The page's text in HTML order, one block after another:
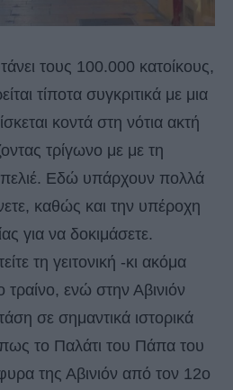
τους 100.000 κατοίκους,
τίποτα συγκριτικά με μια
κοντά στη νότια ακτή
τρίγωνο με με τη
Εδώ υπάρχουν πολλά
καθώς και την υπέροχη
για να δοκιμάσετε.
τη γειτονική -κι ακόμα
τραίνο, ενώ στην Αβινιόν
σε σημαντικά ιστορικά
το Παλάτι του Πάπα του
της Αβινιόν από τον 12ο